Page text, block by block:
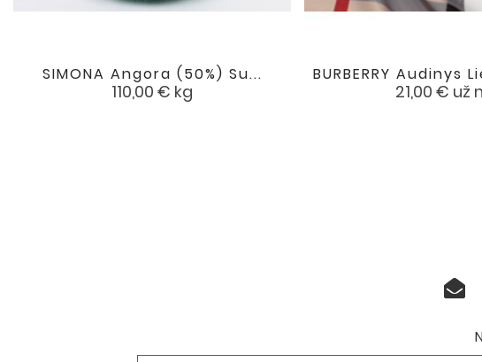
SIMONA Angora (50%) Su...
Kaina
110,00 € kg
 favorite
BURBERRY Audinys
Kaina
21,00 € už
